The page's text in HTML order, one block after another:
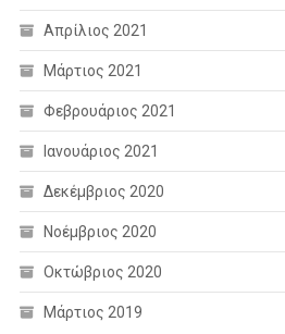
Απρίλιος 2021
Μάρτιος 2021
Φεβρουάριος 2021
Ιανουάριος 2021
Δεκέμβριος 2020
Νοέμβριος 2020
Οκτώβριος 2020
Μάρτιος 2019